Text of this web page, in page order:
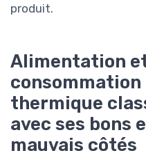
produit.
Alimentation
consommation
thermique
avec ses bons
mauvais côtés